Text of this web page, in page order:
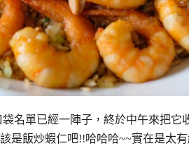
名單已經一陣子，終於中午來把它
是飯炒蝦仁吧!!哈哈哈~~實在是太